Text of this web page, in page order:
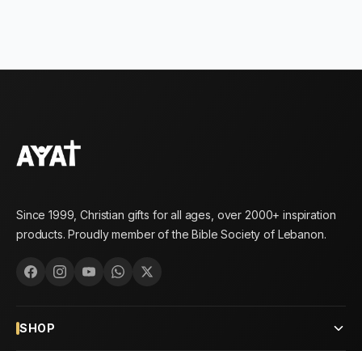
Since 1999, Christian gifts for all ages, over 2000+ inspiration
products. Proudly member of the Bible Society of Lebanon.
SHOP